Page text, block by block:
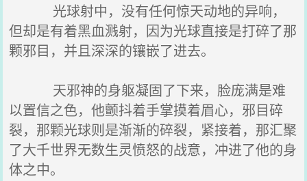
光球射中，没有任何惊天动地的异响，
但却是有着黑血溅射，因为光球直接是打碎了那
颗邪目，并且深深的镶嵌了进去。
天邪神的身躯凝固了下来，脸庞满是难
以置信之色，他颤抖着手掌摸着眉心，邪目碎
裂，那颗光球则是渐渐的碎裂，紧接着，那汇聚
了大千世界无数生灵愤怒的战意，冲进了他的身
体之中。